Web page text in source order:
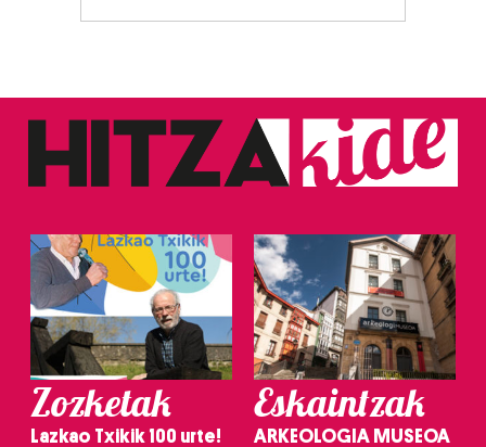
Zozketak
Lazkao Txikik 100 urte!
Eskaintzak
ARKEOLOGIA MUSEOA